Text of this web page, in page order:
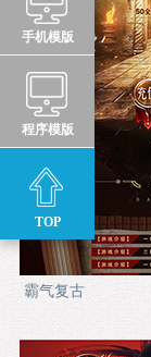
霸气复古
手机模版
程序模版
TOP